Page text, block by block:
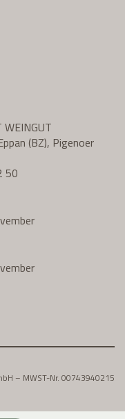
(BZ), Pigenoer
50
– MWST-Nr. 00743940215